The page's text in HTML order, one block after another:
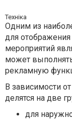
Техніка
Одним из
для
мероприятий
может
рекламную
В зависимости
делятся на две
для